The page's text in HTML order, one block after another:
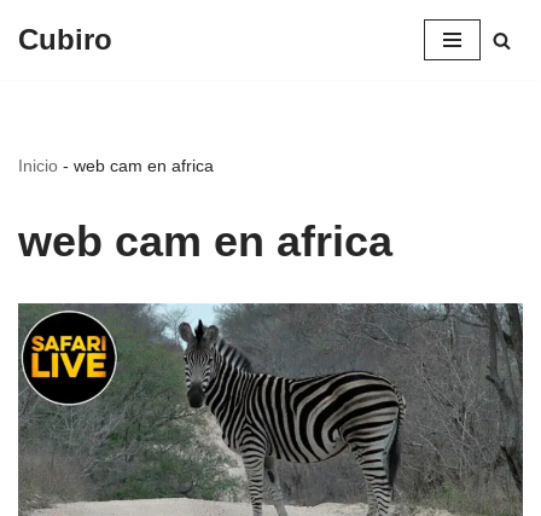
Cubiro
Inicio - web cam en africa
web cam en africa